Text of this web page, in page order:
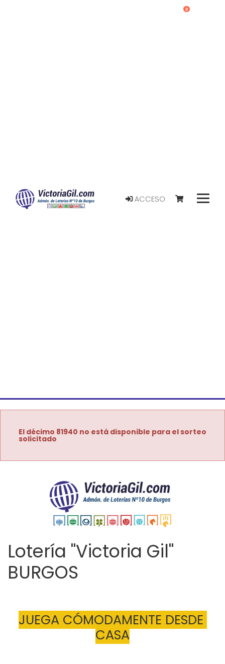
ACCESO
0
El décimo 81940 no está disponible para el sorteo
solicitado
Lotería "Victoria Gil"
BURGOS
JUEGA CÓMODAMENTE DESDE
CASA